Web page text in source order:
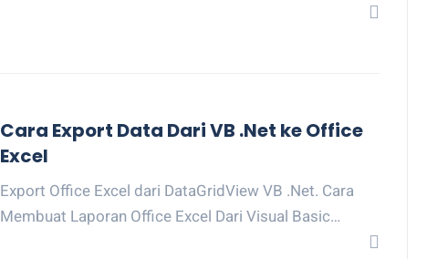
Cara Export Data Dari VB .Net ke Office
Excel
Export Office Excel dari DataGridView VB .Net. Cara
Membuat Laporan Office Excel Dari Visual Basic…